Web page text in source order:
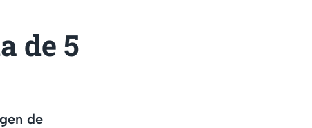
de 5
de